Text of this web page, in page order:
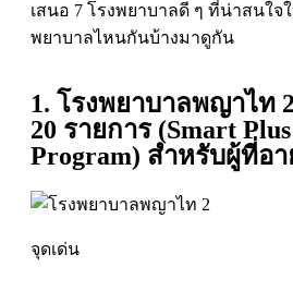
เสนอ 7 โรงพยาบาลดี ๆ ที่น่าสนใจ
พยาบาลไหนกันบ้างมาดูกัน
1. โรงพยาบาลพญาไท
20 รายการ (Smart
Program) สำหรับผู้ที่อา
จุดเด่น